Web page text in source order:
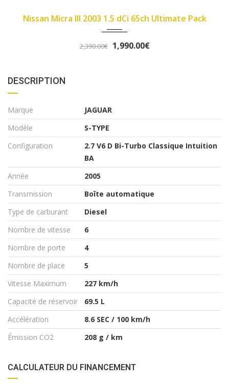
Pack Fiat Panda II 2007 1.1 8v 54ch
DESCRIPTION
Marque
JAGUAR
Modèle
S-TYPE
Configuration
2.7 V6 D Bi-Turbo Classique Intuition
BA
Année
2005
Transmission
Boîte automatique
Type de carburant
Diesel
Nombre de vitesse
6
Nombre de porte
4
Nombre de place
5
Vitesse Maximum
227 km/h
Capacité de réservoir
69.5 L
Accélération
8.6 SEC / 100 km/h
Émission CO2
208 g / km
CALCULATEUR DU FINANCEMENT